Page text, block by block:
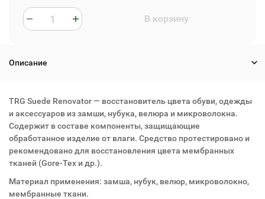
В корзину
Описание
TRG Suede Renovator — восстановитель цвета обуви, одежды
и аксессуаров из замши, нубука, велюра и микроволокна.
Содержит в составе компоненты, защищающие
обработанное изделие от влаги. Средство протестировано и
рекомендовано для восстановления цвета мембранных
тканей (Gore-Tex и др.).
Материал применения: замша, нубук, велюр, микроволокно,
мембранные ткани.